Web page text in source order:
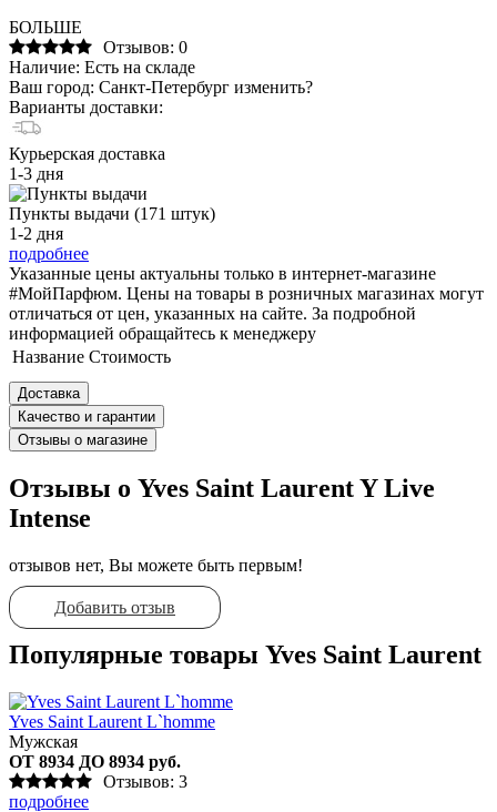
БОЛЬШЕ
Отзывов: 0
Наличие: Есть на складе
Ваш город: Санкт-Петербург изменить?
Варианты доставки:
Курьерская доставка
1-3 дня
Пункты выдачи (171 штук)
1-2 дня
подробнее
Указанные цены актуальны только в интернет-магазине
#МойПарфюм. Цены на товары в розничных магазинах могут
отличаться от цен, указанных на сайте. За подробной
информацией обращайтесь к менеджеру
Название Стоимость
Доставка
Качество и гарантии
Отзывы о магазине
Отзывы о Yves Saint Laurent Y Live
Intense
отзывов нет, Вы можете быть первым!
Добавить отзыв
Популярные товары Yves Saint Laurent
Yves Saint Laurent L`homme
Мужская
ОТ 8934 ДО 8934 руб.
Отзывов: 3
подробнее